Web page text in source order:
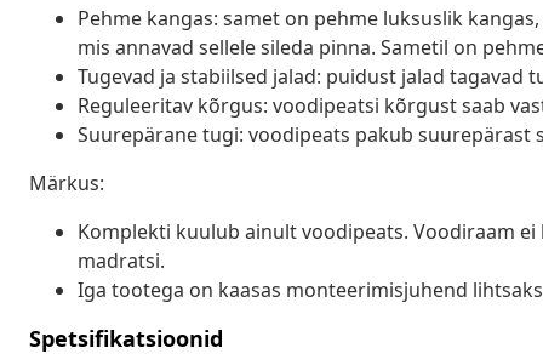
Pehme kangas: samet on pehme luksuslik
mis annavad sellele sileda pinna. Sametil on
Tugevad ja stabiilsed jalad: puidust jalad tagavad
Reguleeritav kõrgus: voodipeatsi kõrgust saab
Suurepärane tugi: voodipeats pakub suurepärast
Märkus:
Komplekti kuulub ainult voodipeats. Voodiraam
madratsi.
Iga tootega on kaasas monteerimisjuhend
Spetsifikatsioonid